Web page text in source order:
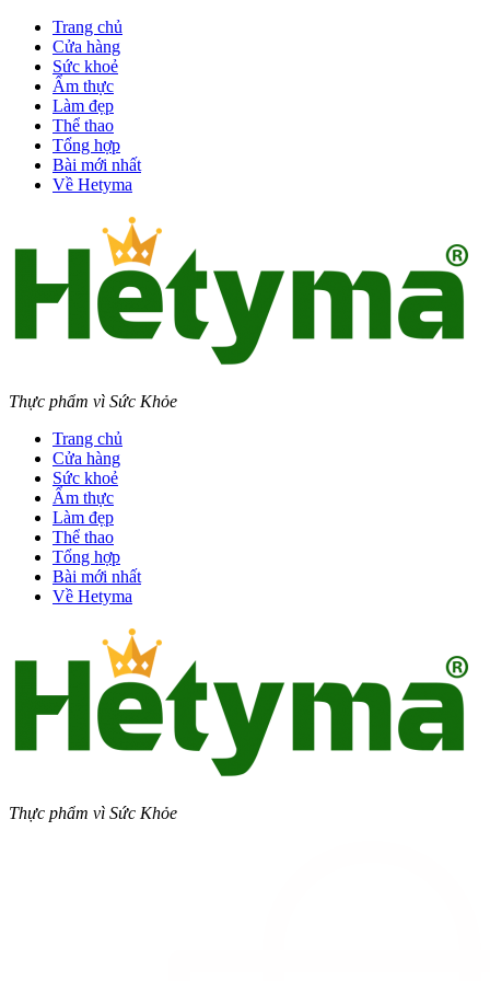
Trang chủ
Cửa hàng
Sức khoẻ
Ẩm thực
Làm đẹp
Thể thao
Tổng hợp
Bài mới nhất
Về Hetyma
Thực phẩm vì Sức Khỏe
Trang chủ
Cửa hàng
Sức khoẻ
Ẩm thực
Làm đẹp
Thể thao
Tổng hợp
Bài mới nhất
Về Hetyma
Thực phẩm vì Sức Khỏe